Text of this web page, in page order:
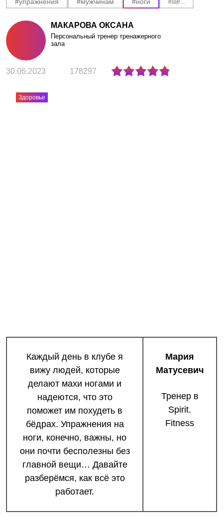
АКЦИИ
НОВОСТИ
#упражнения
#мужчинам #ноги еще...
МАКАРОВА ОКСАНА
Персональный тренер тренажерного
зала
30.06.2023 178297
Здоровье
Каждый день в клубе я
вижу людей, которые
делают махи ногами и
надеются, что это
поможет им похудеть в
бёдрах. Упражнения на
ноги, конечно, важны, но
они почти бесполезны без
главной вещи… Давайте
разберёмся, как всё это
работает.
Мария
Матусевич
Тренер в
Spirit.
Fitness